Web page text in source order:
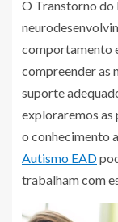
O Transtorno do
comportamento
compreender as
suporte
exploraremos as
o conhecimento
Autismo EAD
trabalham com